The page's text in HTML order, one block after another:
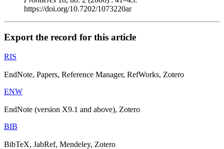
https://doi.org/10.7202/1073220ar
Export the record for this article
RIS
EndNote, Papers, Reference Manager, RefWorks, Zotero
ENW
EndNote (version X9.1 and above), Zotero
BIB
BibTeX, JabRef, Mendeley, Zotero